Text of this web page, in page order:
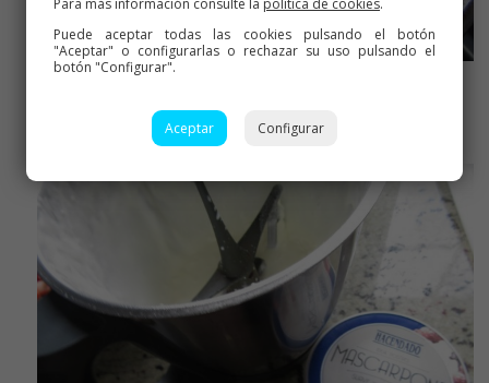
Para más información consulte la política de cookies.
Puede aceptar todas las cookies pulsando el botón
"Aceptar" o configurarlas o rechazar su uso pulsando el
botón "Configurar".
Aceptar Configurar